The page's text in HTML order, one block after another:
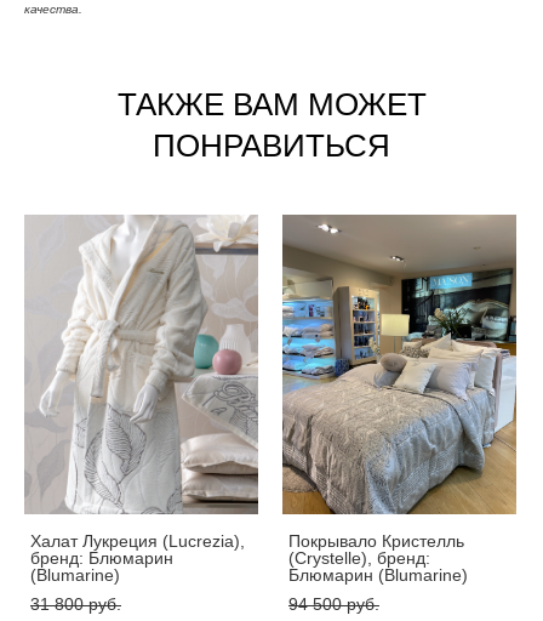
качества.
ТАКЖЕ ВАМ МОЖЕТ
ПОНРАВИТЬСЯ
Халат Лукреция (Lucrezia),
бренд: Блюмарин
(Blumarine)
31 800 pуб.
Покрывало Кристелль
(Crystelle), бренд:
Блюмарин (Blumarine)
94 500 pуб.